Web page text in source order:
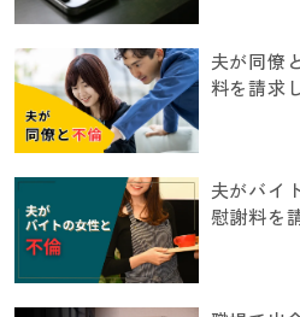
夫が同僚
料を請求
夫がバイ
慰謝料を